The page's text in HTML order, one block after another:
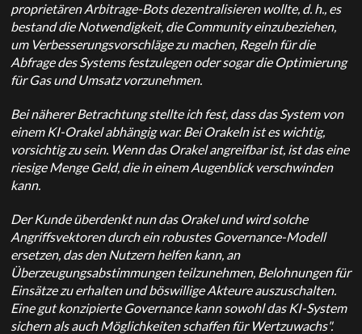
proprietären Arbitrage-Bots dezentralisieren wollte, d. h., es
bestand die Notwendigkeit, die Community einzubeziehen,
um Verbesserungsvorschläge zu machen, Regeln für die
Abfrage des Systems festzulegen oder sogar die Optimierung
für Gas und Umsatz vorzunehmen.
Bei näherer Betrachtung stellte ich fest, dass das System von
einem KI-Orakel abhängig war. Bei Orakeln ist es wichtig,
vorsichtig zu sein. Wenn das Orakel angreifbar ist, ist das eine
riesige Menge Geld, die in einem Augenblick verschwinden
kann.
Der Kunde überdenkt nun das Orakel und wird solche
Angriffsvektoren durch ein robustes Governance-Modell
ersetzen, das den Nutzern helfen kann, an
Überzeugungsabstimmungen teilzunehmen, Belohnungen für
Einsätze zu erhalten und böswillige Akteure auszuschalten.
Eine gut konzipierte Governance kann sowohl das KI-System
sichern als auch Möglichkeiten schaffenfür Wertzuwachs".